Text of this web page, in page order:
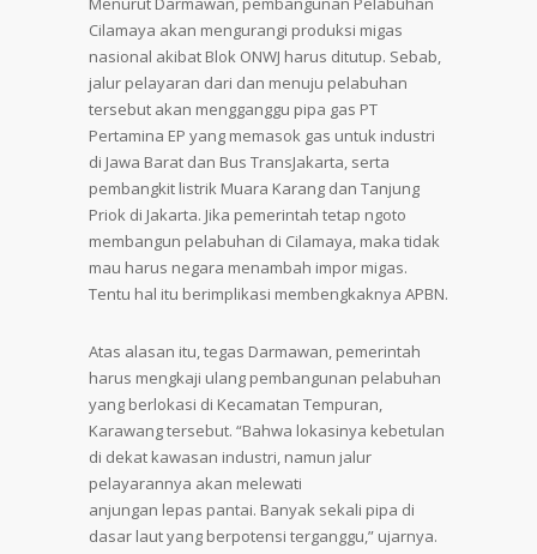
Cilamaya akan mengurangi produksi migas
nasional akibat Blok ONWJ harus ditutup. Sebab,
jalur pelayaran dari dan menuju pelabuhan
tersebut akan mengganggu pipa gas PT
Pertamina EP yang memasok gas untuk industri
di Jawa Barat dan Bus TransJakarta, serta
pembangkit listrik Muara Karang dan Tanjung
Priok di Jakarta. Jika pemerintah tetap ngoto
membangun pelabuhan di Cilamaya, maka tidak
mau harus negara menambah impor migas.
Tentu hal itu berimplikasi membengkaknya APBN.
Atas alasan itu, tegas Darmawan, pemerintah
harus mengkaji ulang pembangunan pelabuhan
yang berlokasi di Kecamatan Tempuran,
Karawang tersebut. “Bahwa lokasinya kebetulan
di dekat kawasan industri, namun jalur
pelayarannya akan melewati
anjungan lepas pantai. Banyak sekali pipa di
dasar laut yang berpotensi terganggu,” ujarnya.